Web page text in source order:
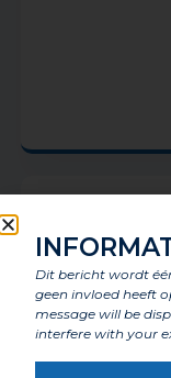
Dit bericht wordt
geen invloed heeft
message will be
interfere with your